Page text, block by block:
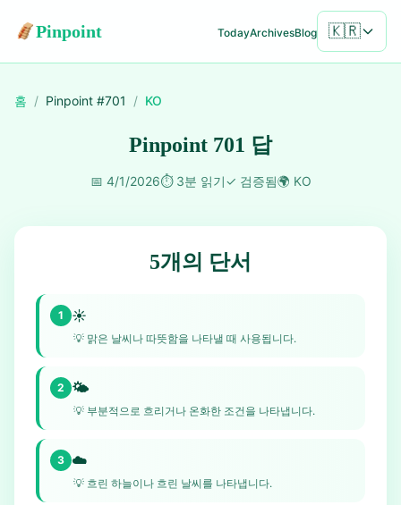
Pinpoint TodayArchivesBlog 🇰🇷
홈 / Pinpoint #701 / KO
Pinpoint 701 답
📅 4/1/2026⏱️ 3분 읽기✓ 검증됨🌍 KO
5개의 단서
1 ☀️
💡 맑은 날씨나 따뜻함을 나타낼 때 사용됩니다.
2 🌤️
💡 부분적으로 흐리거나 온화한 조건을 나타냅니다.
3 ☁️
💡 흐린 하늘이나 흐린 날씨를 나타냅니다.